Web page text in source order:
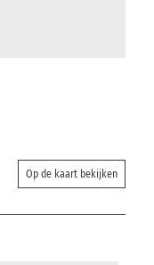
Op de kaart bekijken